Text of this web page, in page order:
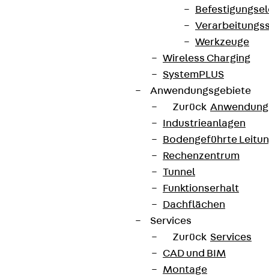
Werkzeuge
Wireless Charging
SystemPLUS
Anwendungsgebiete
Zurück
Industrieanlagen
Bodengeführte
Rechenzentrum
Tunnel
Funktionserhalt
Dachflächen
Services
Zurück Services
CAD und BIM
Montage